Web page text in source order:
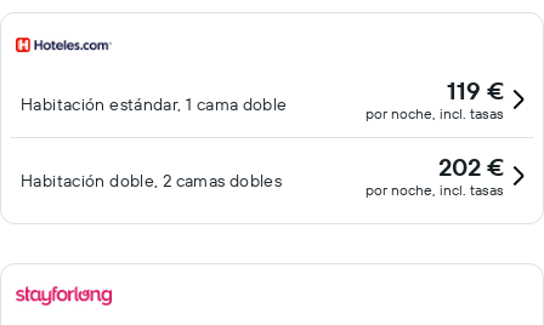
Habitación estándar, 1 cama doble 119 €
por noche, incl. tasas
Habitación doble, 2 camas dobles 202 €
por noche, incl. tasas